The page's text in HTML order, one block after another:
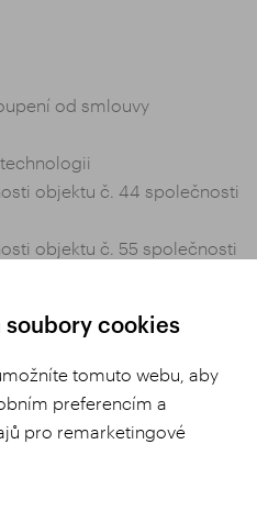
od smlouvy
objektu č. 44 společnosti
objektu č. 55 společnosti
soubory cookies
tomuto webu, aby
preferencím a
pro remarketingové